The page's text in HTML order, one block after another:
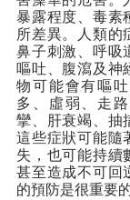
暴露程度、毒素
所差異。人類的
鼻子刺激、呼吸
嘔吐、腹瀉及神
物可能會有嘔
多、虛弱、走
攣、肝衰竭、抽
這些症狀可能隨
失，也可能持續
甚至造成不可回
的預防是很重要的